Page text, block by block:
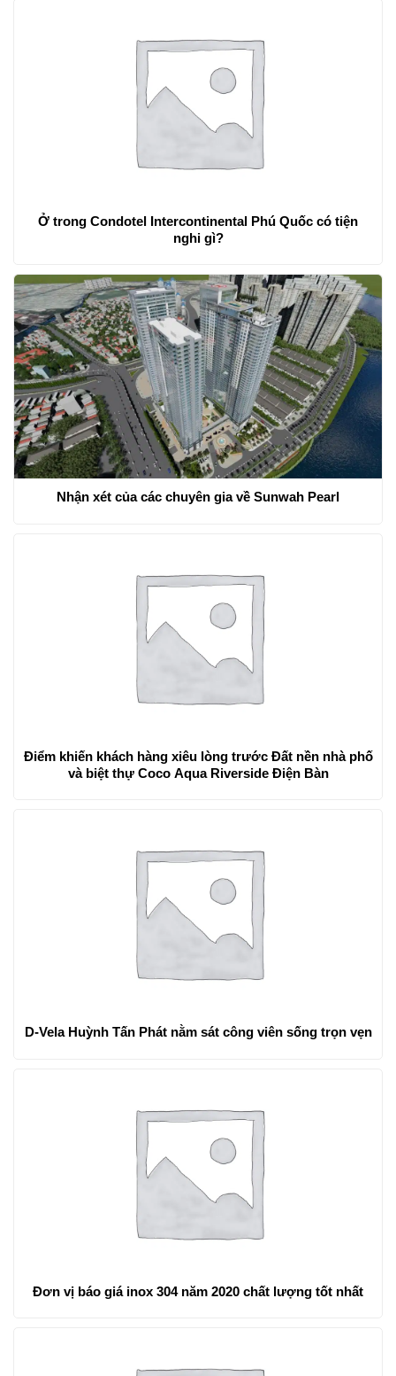
Ở trong Condotel Intercontinental Phú Quốc có tiện
nghi gì?
Nhận xét của các chuyên gia về Sunwah Pearl
Điểm khiến khách hàng xiêu lòng trước Đất nền nhà phố
và biệt thự Coco Aqua Riverside Điện Bàn
D-Vela Huỳnh Tấn Phát nằm sát công viên sống trọn vẹn
Đơn vị báo giá inox 304 năm 2020 chất lượng tốt nhất